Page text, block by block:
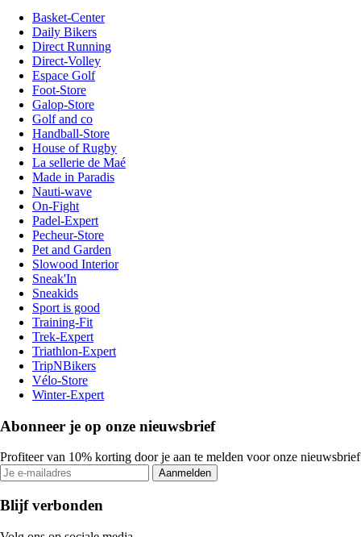
Basket-Center
Daily Bikers
Direct Running
Direct-Volley
Espace Golf
Foot-Store
Galop-Store
Golf and co
Handball-Store
House of Rugby
La sellerie de Maé
Made in Paradis
Nauti-wave
On-Fight
Padel-Expert
Pecheur-Store
Pet and Garden
Slowood Interior
Sneak'In
Sneakids
Sport is good
Training-Fit
Trek-Expert
Triathlon-Expert
TripNBikers
Vélo-Store
Winter-Expert
Abonneer je op onze nieuwsbrief
Profiteer van 10% korting door je aan te melden voor onze nieuwsbrief
Aanmelden
Blijf verbonden